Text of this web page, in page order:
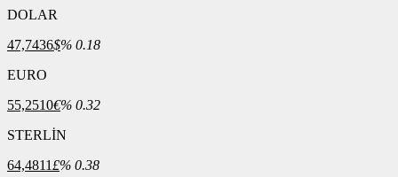
DOLAR
47,7436$% 0.18
EURO
55,2510€% 0.32
STERLİN
64,4811£% 0.38